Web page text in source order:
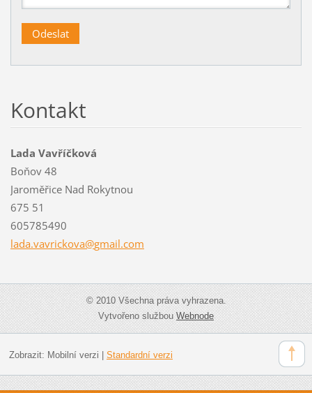
Kontakt
Lada Vavříčková
Boňov 48
Jaroměřice Nad Rokytnou
675 51
605785490
lada.vavrickova@gmail.com
© 2010 Všechna práva vyhrazena.
Vytvořeno službouWebnode
Zobrazit: Mobilní verzi Standardní verzi